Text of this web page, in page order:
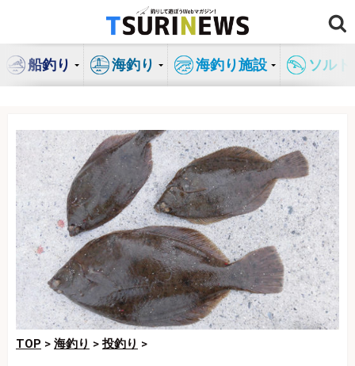
ン
船釣り 海釣り 海釣り施設 ソル
TOP > 海釣り > 投釣り >